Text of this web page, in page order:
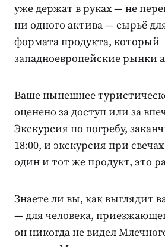
уже держат в руках — не
ни одного актива — сырьё
формата продукта, который
западноевропейские рынки
Ваше нынешнее
оценено за доступ или за
Экскурсия по погребу,
18:00, и экскурсия при
один и тот же продукт, это
Знаете ли вы, как выглядит
— для человека,
он никогда не видел